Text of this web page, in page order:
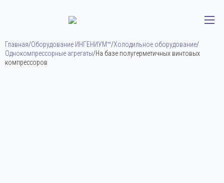
Главная/Оборудование ИНГЕНИУМ™/Холодильное оборудование/
Однокомпрессорные агрегаты/На базе полугерметичных винтовых
компрессоров